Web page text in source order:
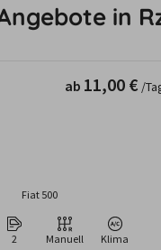
in
ab 11,00 € /
Fiat 500
2 Manuell Klima